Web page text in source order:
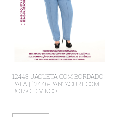
12443-JAQUETA COM BORDADO
PALA | 12446-PANTACURT COM
BOLSO E VINCO